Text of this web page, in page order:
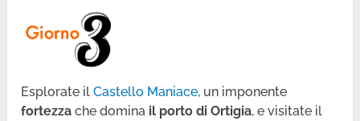
Esplorate ilCastello Maniace, un imponente
fortezza che domina il porto di Ortigia, e visitate il